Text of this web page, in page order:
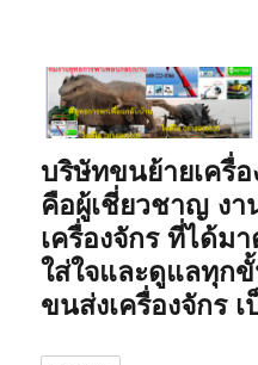
บริษัทขนย้ายเครื่อ
คือผู้เชี่ยวชาญ งา
เครื่องจักร ที่ได้ม
ใส่ใจและดูแลทุก
ขนส่งเครื่องจักร